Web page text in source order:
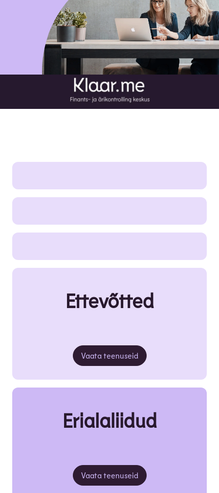
Ettevõtted
Vaata teenuseid
Erialaliidud
Vaata teenuseid